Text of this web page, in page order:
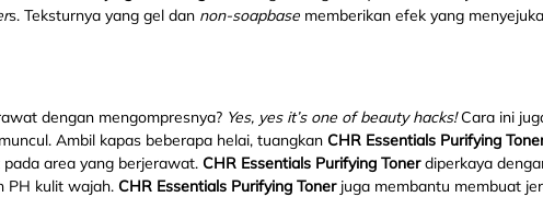
s. Teksturnya yang gel dan non-soapbase memberikan efek yang
dengan mengompresnya? Yes, yes it’s one of beauty hacks!Cara ini
Ambil kapas beberapa helai, tuangkan CHR Essentials Purifying
area yang berjerawat. CHR Essentials Purifying Tonerdiperkaya
PH kulit wajah. CHR Essentials Purifying Tonerjuga membantu membuat